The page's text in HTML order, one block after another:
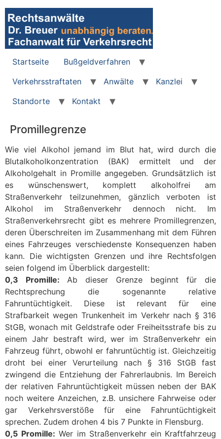
Zum
Inhalt
wechseln
Startseite
Bußgeldverfahren
Verkehrsstraftaten
Anwälte
Kanzlei
Standorte
Kontakt
Promillegrenze
Wie viel Alkohol jemand im Blut hat, wird durch die
Blutalkoholkonzentration (BAK) ermittelt und der
Alkoholgehalt in Promille angegeben. Grundsätzlich ist
es wünschenswert, komplett alkoholfrei am
Straßenverkehr teilzunehmen, gänzlich verboten ist
Alkohol im Straßenverkehr dennoch nicht. Im
Straßenverkehrsrecht gibt es mehrere Promillegrenzen,
deren Überschreiten im Zusammenhang mit dem Führen
eines Fahrzeuges verschiedenste Konsequenzen haben
kann. Die wichtigsten Grenzen und ihre Rechtsfolgen
seien folgend im Überblick dargestellt:
0,3 Promille: Ab dieser Grenze beginnt für die
Rechtsprechung die sogenannte relative
Fahruntüchtigkeit. Diese ist relevant für eine
Strafbarkeit wegen Trunkenheit im Verkehr nach § 316
StGB, wonach mit Geldstrafe oder Freiheitsstrafe bis zu
einem Jahr bestraft wird, wer im Straßenverkehr ein
Fahrzeug führt, obwohl er fahruntüchtig ist. Gleichzeitig
droht bei einer Verurteilung nach § 316 StGB fast
zwingend die Entziehung der Fahrerlaubnis. Im Bereich
der relativen Fahruntüchtigkeit müssen neben der BAK
noch weitere Anzeichen, z.B. unsichere Fahrweise oder
gar Verkehrsverstöße für eine Fahruntüchtigkeit
sprechen. Zudem drohen 4 bis 7 Punkte in Flensburg.
0,5 Promille: Wer im Straßenverkehr ein Kraftfahrzeug